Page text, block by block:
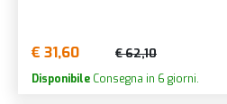
€ 31,60 € 62,10
Disponibile Consegna in 6 giorni.